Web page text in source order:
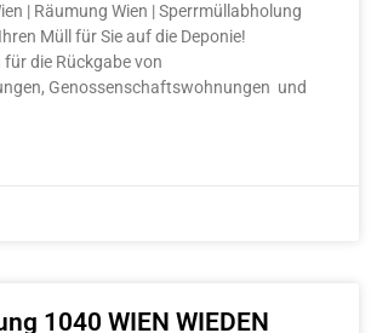
| Räumung Wien | Sperrmüllabholung
Müll für Sie auf die Deponie!
die Rückgabe von
Genossenschaftswohnungen und
1040 WIEN WIEDEN